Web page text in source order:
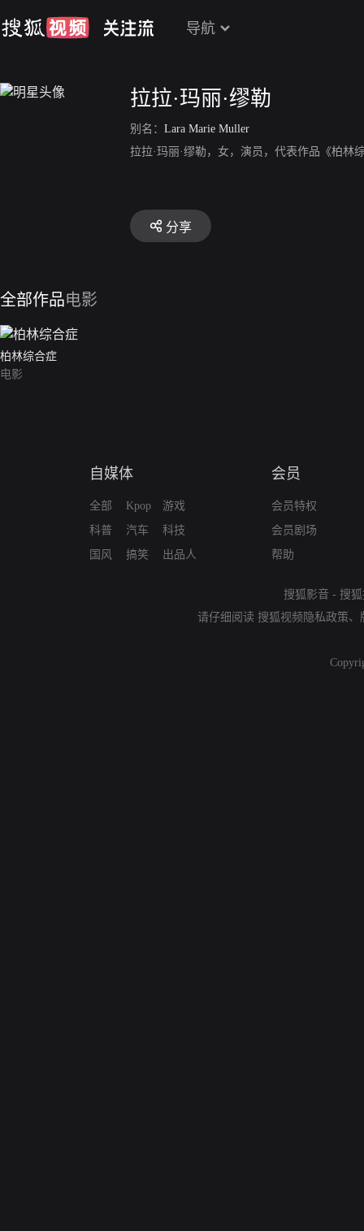
导航
拉拉·玛丽·缪勒
别名： Lara Marie Muller
拉拉·玛丽·缪勒，女，演员，代表作品《柏林
分享
全部作品电影
柏林综合症
电影
自媒体
全部
科普
国风
Kpop
汽车
搞笑
游戏
科技
出品人
会员
会员特权
会员剧场
帮助
搜狐影音 - 搜
请仔细阅读 搜狐视频隐私政策、